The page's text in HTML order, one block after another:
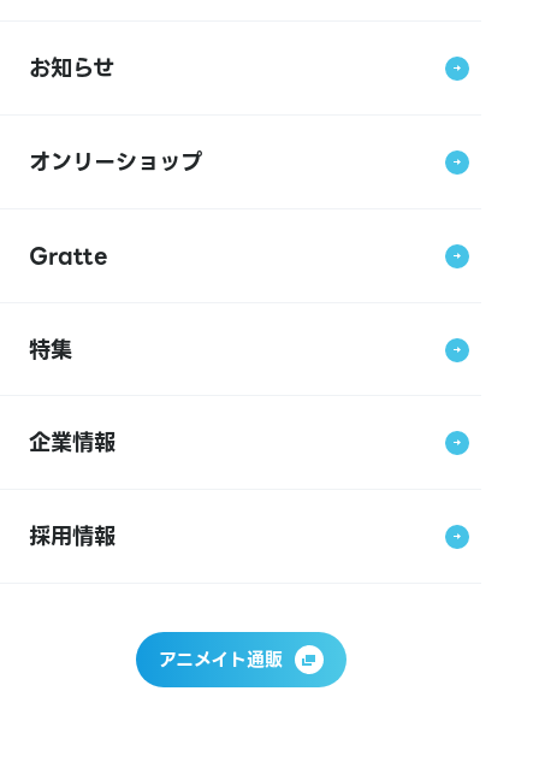
お知らせ
オンリーショップ
Gratte
特集
企業情報
採用情報
アニメイト通販